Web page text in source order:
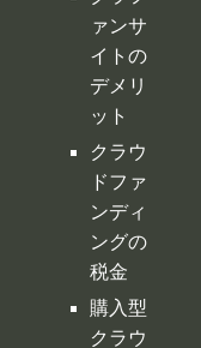
ドファ
ンディ
ングの
税金
購入型
クラウ
ドファ
ンディ
ング
寄付型
クラウ